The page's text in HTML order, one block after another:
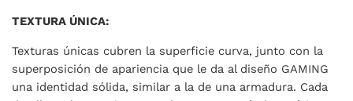
TEXTURA ÚNICA:
Texturas únicas cubren la superficie curva, junto con la
superposición de apariencia que le da al diseño GAMING
una identidad sólida, similar a la de una armadura. Cada